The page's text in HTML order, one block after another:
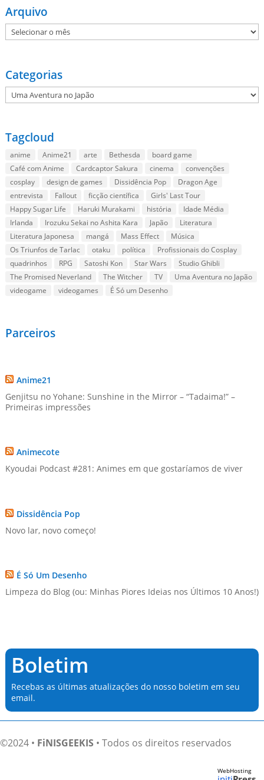
Arquivo
Arquivo
Categorias
Categorias
Tagcloud
anime Anime21 arte Bethesda
board game
Café com Anime
Cardcaptor Sakura cinema
convenções
cosplay
design de games Dissidência Pop
Dragon Age
entrevista
Fallout ficção científica
Girls' Last Tour
Happy Sugar Life
Haruki Murakami história
Idade Média
Irlanda
Irozuku Sekai no Ashita Kara Japão
Literatura
Literatura Japonesa
mangá Mass Effect
Música
Os Triunfos de Tarlac
otaku política
Profissionais do Cosplay
quadrinhos
RPG Satoshi Kon Star Wars
Studio Ghibli
The Promised Neverland
The Witcher TV
Uma Aventura no Japão
videogame
videogames É Só um Desenho
Parceiros
Anime21
Genjitsu no Yohane: Sunshine in the Mirror – “Tadaima!” –
Primeiras impressões
Animecote
Kyoudai Podcast #281: Animes em que gostaríamos de viver
Dissidência Pop
Novo lar, novo começo!
É Só Um Desenho
Limpeza do Blog (ou: Minhas Piores Ideias nos Últimos 10 Anos!)
Boletim
Recebas as últimas atualizações do nosso boletim em seu
email.
©2024 • FiNISGEEKIS • Todos os direitos reservados
WebHosting